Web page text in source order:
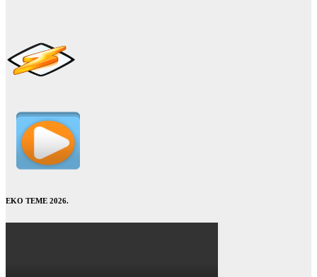
EKO TEME 2026.